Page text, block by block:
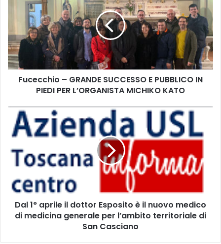
c
h
i
o
A
D
S
C
Fucecchio – GRANDE SUCCESSO E PUBBLICO IN
PIEDI PER L’ORGANISTA MICHIKO KATO
°
Dal 1° aprile il dottor Esposito è il nuovo medico
di medicina generale per l’ambito territoriale di
San Casciano